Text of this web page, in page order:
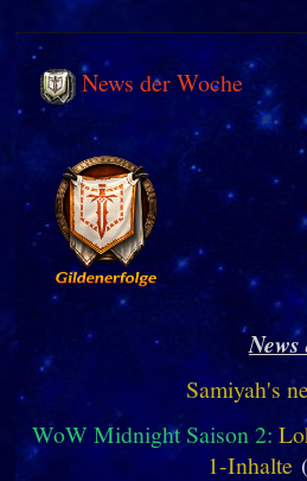
News der Woche
Samiyah's
WoW Midnight Saison 2:
1-Inhalte